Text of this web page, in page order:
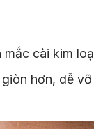
mắc cài kim
hơn, dễ